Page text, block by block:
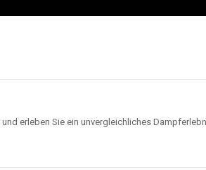
und erleben Sie ein unvergleichliches